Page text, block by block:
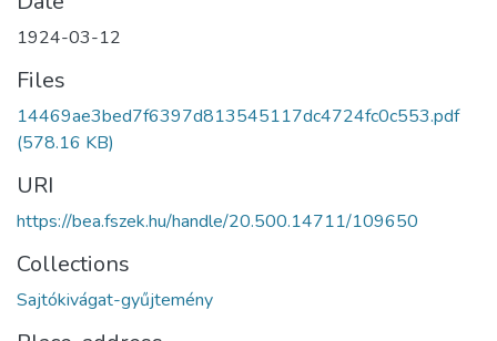
1924-03-12
Files
14469ae3bed7f6397d813545117dc4724fc0c553.pdf
(578.16 KB)
URI
https://bea.fszek.hu/handle/20.500.14711/109650
Collections
Sajtókivágat-gyűjtemény